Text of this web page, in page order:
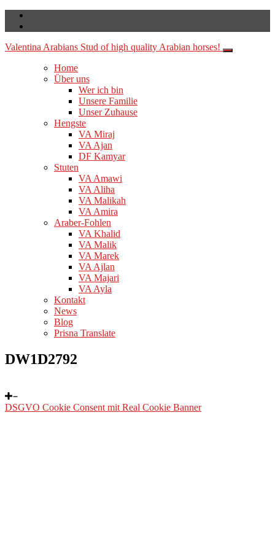
Valentina Arabians Stud of high quality Arabian horses!
Home
Über uns
Wer ich bin
Unsere Familie
Unser Zuhause
Hengste
VA Miraj
VA Ajan
DF Kamyar
Stuten
VA Amawi
VA Aliha
VA Malikah
VA Amira
Araber-Fohlen
VA Khalid
VA Malik
VA Marek
VA Ajlan
VA Majari
VA Ayla
Kontakt
News
Blog
Prisna Translate
DW1D2792
DSGVO Cookie Consent mit Real Cookie Banner